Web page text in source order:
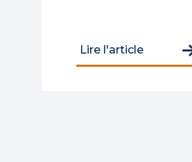
Lire l'article